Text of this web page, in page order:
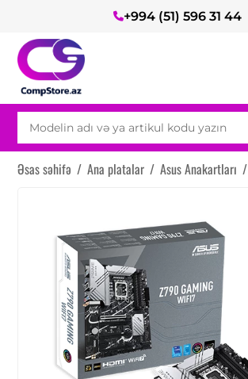
+994 (51) 596 31 44
Əsas səhifə / Ana platalar / Asus Anakartları /